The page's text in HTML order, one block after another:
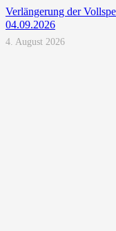
Verlängerung der
04.09.2026
4. August 2026